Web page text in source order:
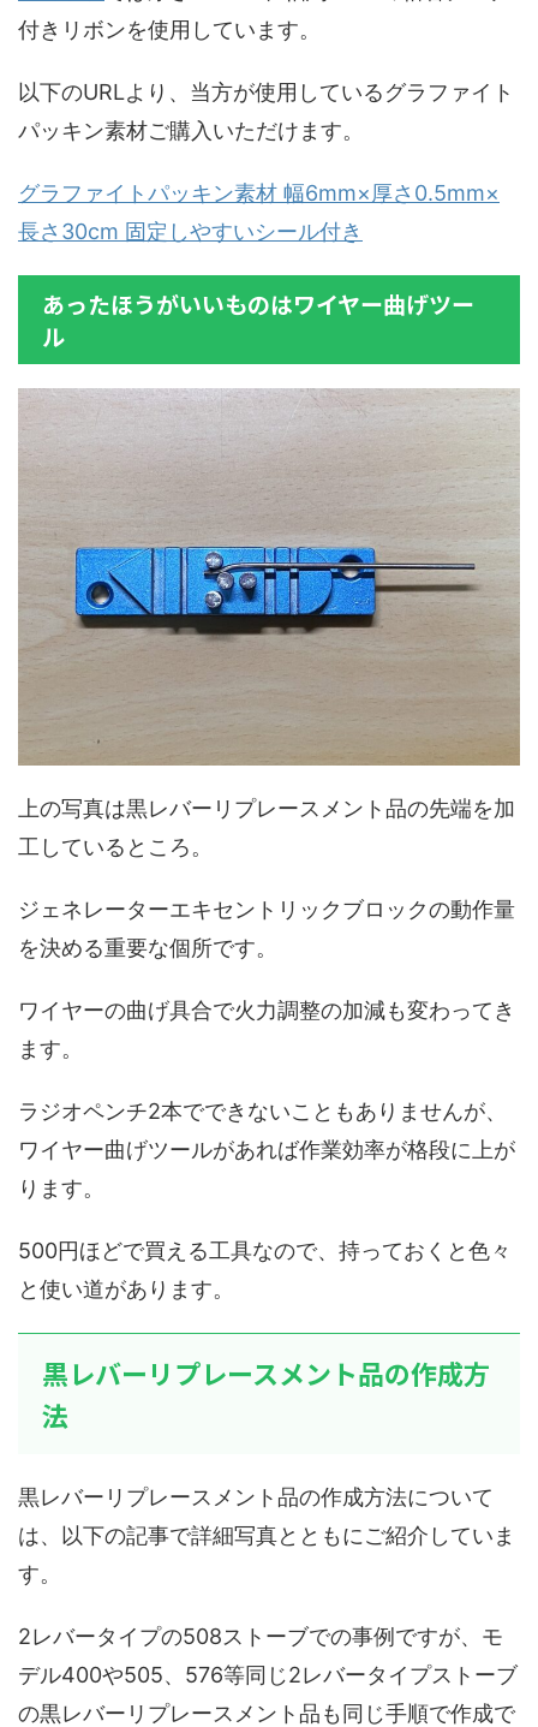
付きリボンを使用しています。
以下のURLより、当方が使用しているグラファイト
パッキン素材ご購入いただけます。
グラファイトパッキン素材 幅6mm×厚さ0.5mm×
長さ30cm 固定しやすいシール付き
あったほうがいいものはワイヤー曲げツー
ル
上の写真は黒レバーリプレースメント品の先端を加
工しているところ。
ジェネレーターエキセントリックブロックの動作量
を決める重要な個所です。
ワイヤーの曲げ具合で火力調整の加減も変わってき
ます。
ラジオペンチ2本でできないこともありませんが、
ワイヤー曲げツールがあれば作業効率が格段に上が
ります。
500円ほどで買える工具なので、持っておくと色々
と使い道があります。
黒レバーリプレースメント品の作成方
法
黒レバーリプレースメント品の作成方法について
は、以下の記事で詳細写真とともにご紹介していま
す。
2レバータイプの508ストーブでの事例ですが、モ
デル400や505、576等同じ2レバータイプストーブ
の黒レバーリプレースメント品も同じ手順で作成で